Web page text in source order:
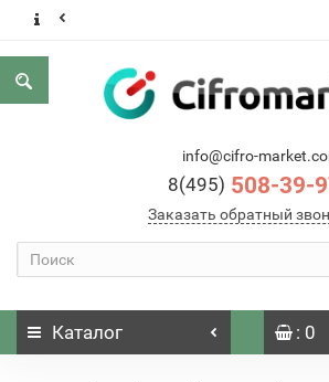
info@cifro-
8(495) 508-39-
Заказать обратный
Каталог : 0